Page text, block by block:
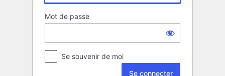
Mot de passe
Se souvenir de moi